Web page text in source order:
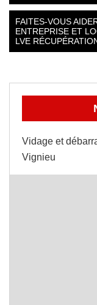
FAITES-VOUS
ENTREPRISE ET
LVE
Vidage et
Vignieu